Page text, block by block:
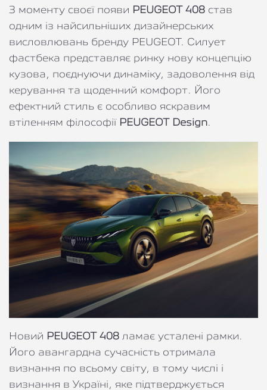
З моменту своєї появи PEUGEOT 408 став
одним із найсильніших дизайнерських
висловлювань бренду PEUGEOT. Силует
фастбека представляє ринку нову концепцію
кузова, поєднуючи динаміку, задоволення від
керування та щоденний комфорт. Його
ефектний стиль є особливо яскравим
втіленням філософії PEUGEOT Design.
Новий PEUGEOT 408 ламає усталені рамки.
Його авангардна сучасність отримала
визнання по всьому світу, в тому числі і
визнання в Україні, яке підтверджується